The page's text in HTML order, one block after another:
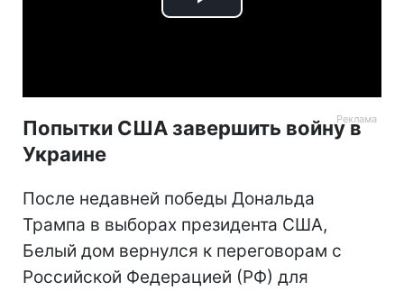
Play
Попытки США завершить войну в
Украине
После недавней победы Дональда
Трампа в выборах президента США,
Белый дом вернулся к переговорам с
Российской Федерацией (РФ) для